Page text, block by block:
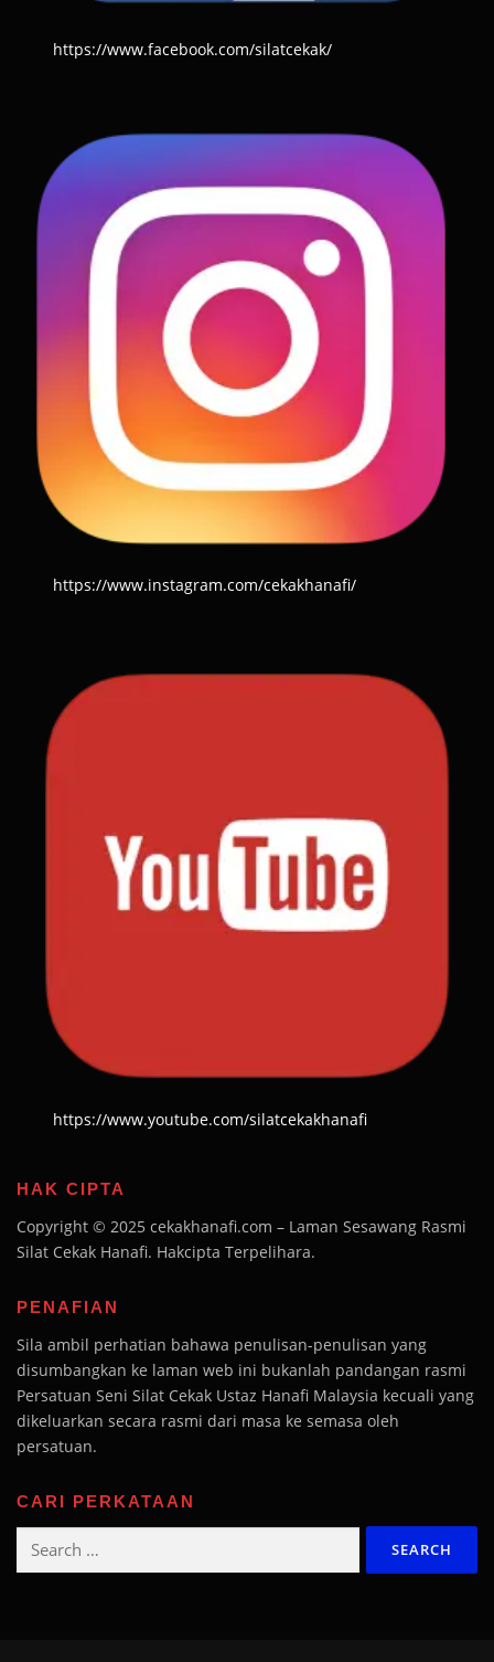
https://www.facebook.com/silatcekak/
https://www.instagram.com/cekakhanafi/
https://www.youtube.com/silatcekakhanafi
HAK CIPTA
Copyright © 2025 cekakhanafi.com – Laman Sesawang Rasmi
Silat Cekak Hanafi. Hakcipta Terpelihara.
PENAFIAN
Sila ambil perhatian bahawa penulisan-penulisan yang
disumbangkan ke laman web ini bukanlah pandangan rasmi
Persatuan Seni Silat Cekak Ustaz Hanafi Malaysia kecuali yang
dikeluarkan secara rasmi dari masa ke semasa oleh
persatuan.
CARI PERKATAAN
Search